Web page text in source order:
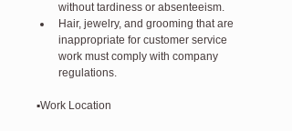
without tardiness or absenteeism.
Hair, jewelry, and grooming that are
inappropriate for customer service
work must comply with company
regulations.
▪️Work Location